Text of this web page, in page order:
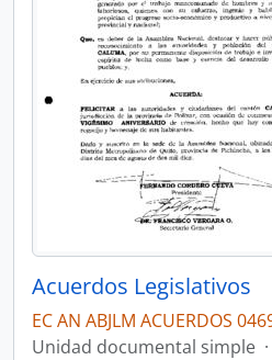
Acuerdos Legislativos
EC AN ABJLM ACUERDOS
Unidad documental simple ·